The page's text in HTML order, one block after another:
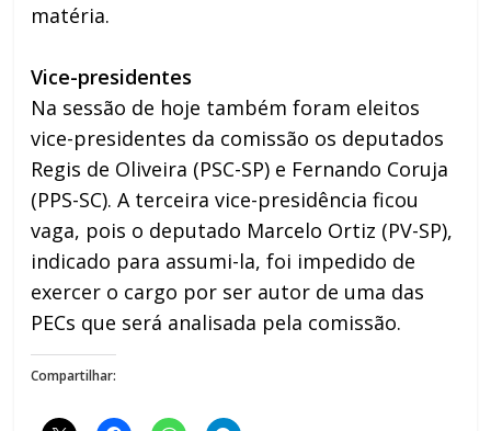
matéria.
Vice-presidentes
Na sessão de hoje também foram eleitos
vice-presidentes da comissão os deputados
Regis de Oliveira (PSC-SP) e Fernando Coruja
(PPS-SC). A terceira vice-presidência ficou
vaga, pois o deputado Marcelo Ortiz (PV-SP),
indicado para assumi-la, foi impedido de
exercer o cargo por ser autor de uma das
PECs que será analisada pela comissão.
Compartilhar: